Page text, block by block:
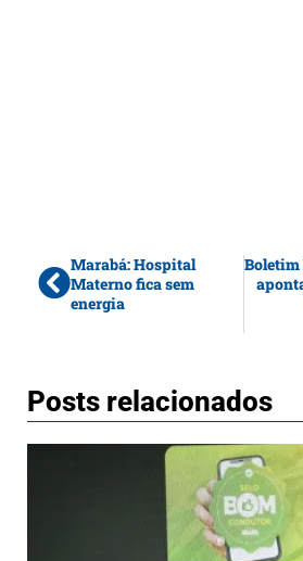
Marabá: Hospital
Materno fica sem
energia
Posts relacionados